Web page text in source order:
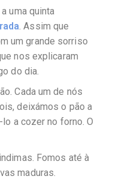
uma quinta
. Assim que
um grande sorriso
nos explicaram
do dia.
Cada um de nós
deixámos o pão a
a cozer no forno. O
Fomos até à
maduras.